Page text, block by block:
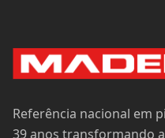
Referência nacional em
39 anos transformando